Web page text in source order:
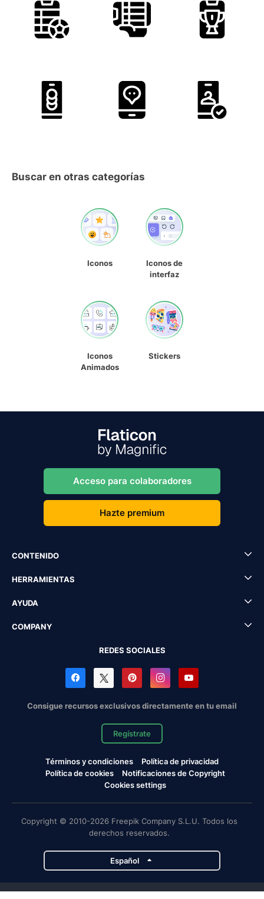
Buscar en otras categorías
Iconos
Iconos de
interfaz
Iconos
Animados
Stickers
Acceso para colaboradores
Hazte premium
CONTENIDO
HERRAMIENTAS
AYUDA
COMPANY
REDES SOCIALES
Consigue recursos exclusivos directamente en tu email
Regístrate
Términos y condiciones
Política de privacidad
Política de cookies
Notificaciones de Copyright
Cookies settings
Copyright © 2010-2026 Freepik Company S.L.U. Todos los
derechos reservados.
Español